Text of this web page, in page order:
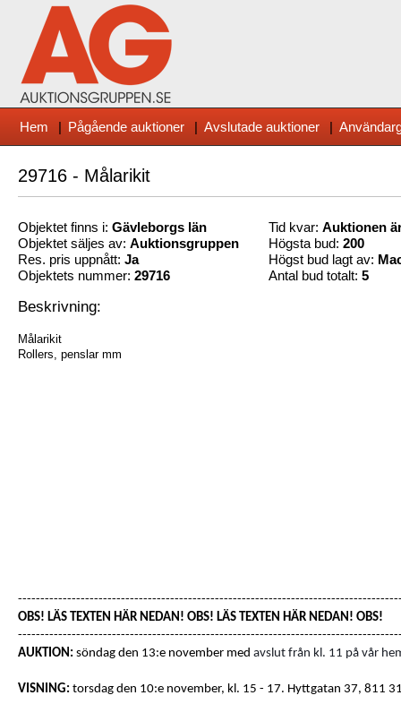
Hem | Pågående auktioner | Avslutade auktioner |
29716 - Målarikit
Objektet finns i: Gävleborgs län
Objektet säljes av: Auktionsgruppen
Res. pris uppnått: Ja
Objektets nummer: 29716
Tid kvar: Auktionen
Högsta bud: 200
Högst bud lagt av:
Antal bud totalt: 5
Beskrivning:
Målarikit
Rollers, penslar mm
OBS! LÄS TEXTEN HÄR NEDAN! OBS! LÄS TEXTEN HÄR NEDAN! OBS!
AUKTION: söndag den 13:e november med avslut från kl. 11 på vår
VISNING: torsdag den 10:e november, kl. 15 - 17. Hyttgatan 37, 811